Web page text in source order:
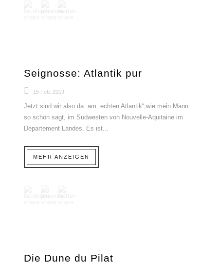
Seignosse: Atlantik pur
15 Feb. 2019
Jetzt sind wir also da: am „echten Atlantik“,wie mein Mann
so schön sagt, im Südwesten von Nouvelle-Aquitaine im
Département Landes. Es ist...
MEHR ANZEIGEN
Die Dune du Pilat